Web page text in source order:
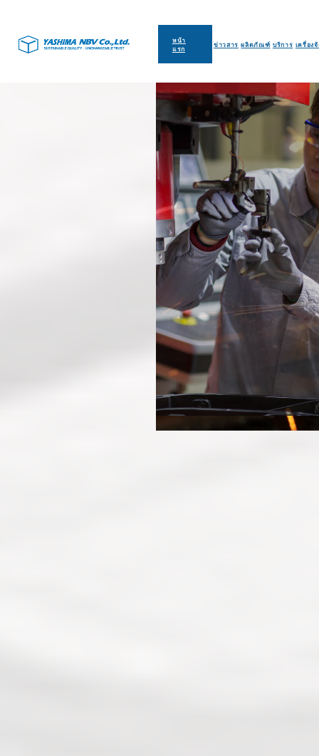
หน้า
แรก
ข่าวสาร ผลิตภัณฑ์ บริการ เครื่อง